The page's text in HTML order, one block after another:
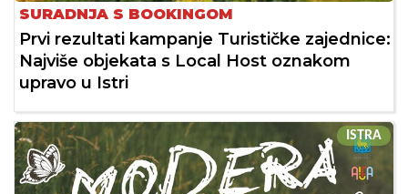
SURADNJA S BOOKINGOM
Prvi rezultati kampanje Turističke zajednice:
Najviše objekata s Local Host oznakom
upravo u Istri
ISTRA